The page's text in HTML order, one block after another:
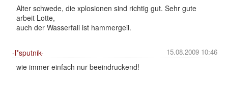
Alter schwede, die xplosionen sind richtig gut. Sehr gute
arbeit Lotte,
auch der Wasserfall ist hammergeil.
15.08.2009 10:46
-l*sputnik-
wie immer einfach nur beeindruckend!